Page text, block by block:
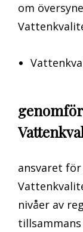
om
ansvaret
nivåer av